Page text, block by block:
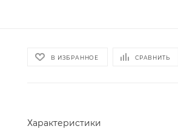
В ИЗБРАННОЕ СРАВНИТЬ
Характеристики